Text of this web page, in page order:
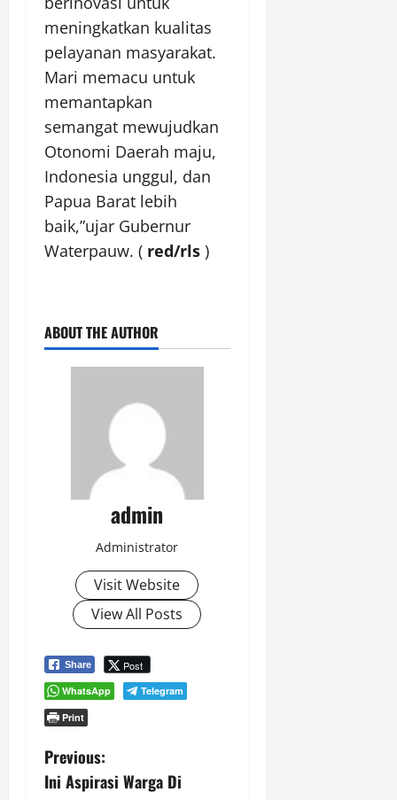
meningkatkan kualitas
pelayanan masyarakat.
Mari memacu untuk
memantapkan
semangat mewujudkan
Otonomi Daerah maju,
Indonesia unggul, dan
Papua Barat lebih
baik,”ujar Gubernur
Waterpauw. ( red/rls )
ABOUT THE AUTHOR
admin
Administrator
Visit Website
View All Posts
Share Post
WhatsApp
Telegram
Print
P
Previous:
Ini Aspirasi Warga Di